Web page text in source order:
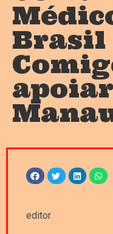
Brasil
editor